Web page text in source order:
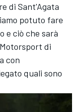
di Sant'Agata
potuto fare
e ciò che sarà
di
con
quali sono